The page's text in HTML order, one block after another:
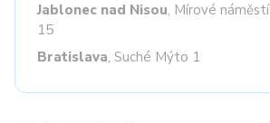
Jablonec nad Nisou, Mírové náměstí
15
Bratislava, Suché Mýto 1